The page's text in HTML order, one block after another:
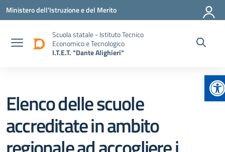
Vai ai contenuti
Vai al menu di navigazione
Vai al footer
Ministero dell'Istruzione e del Merito
Scuola statale - Istituto Tecnico
Economico e Tecnologico
I.T.E.T. "Dante Alighieri"
Elenco delle scuole
accreditate in ambito